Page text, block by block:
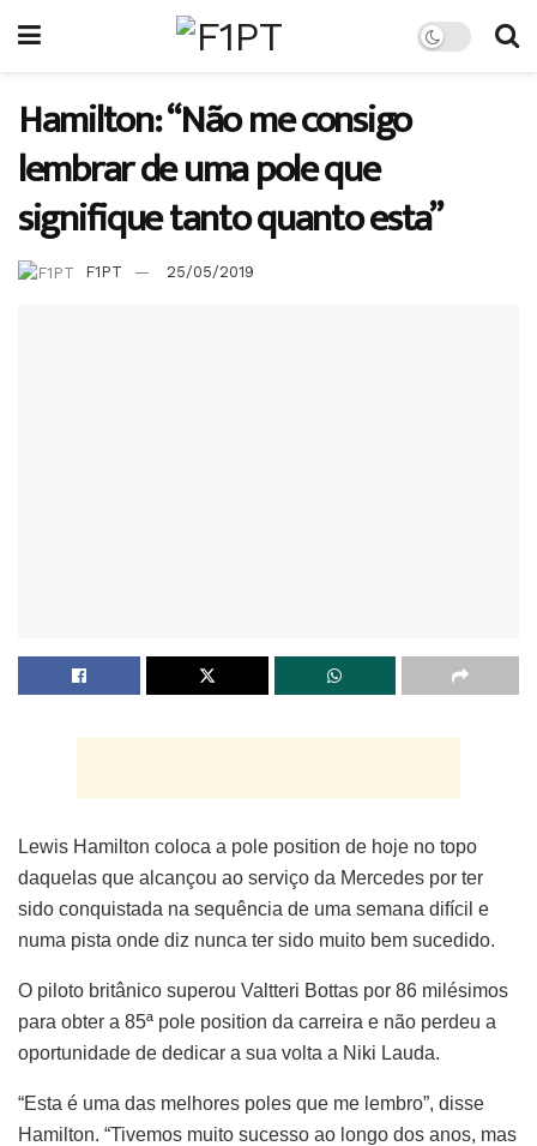
Hamilton: “Não me consigo
lembrar de uma pole que
signifique tanto quanto esta”
F1PT 25/05/2019
Lewis Hamilton coloca a pole position de hoje no topo
daquelas que alcançou ao serviço da Mercedes por ter
sido conquistada na sequência de uma semana difícil e
numa pista onde diz nunca ter sido muito bem sucedido.
O piloto britânico superou Valtteri Bottas por 86 milésimos
para obter a 85ª pole position da carreira e não perdeu a
oportunidade de dedicar a sua volta a Niki Lauda.
“Esta é uma das melhores poles que me lembro”, disse
Hamilton. “Tivemos muito sucesso ao longo dos anos, mas